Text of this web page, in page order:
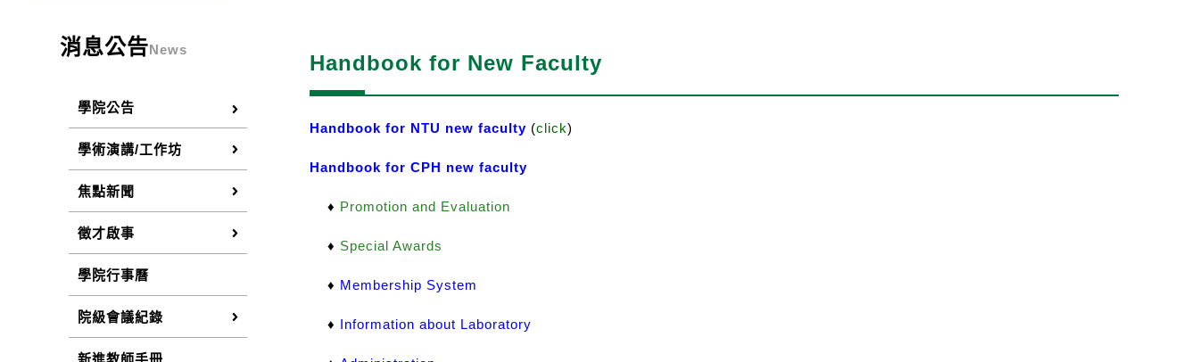
消息公告News
學院公告
學術演講/工作坊
焦點新聞
徵才啟事
學院行事曆
院級會議紀錄
Handbook for New Faculty
Handbook for NTU new faculty (click)
Handbook for CPH new faculty
♦ Promotion and Evaluation
♦ Special Awards
♦ Membership System
♦ Information about Laboratory